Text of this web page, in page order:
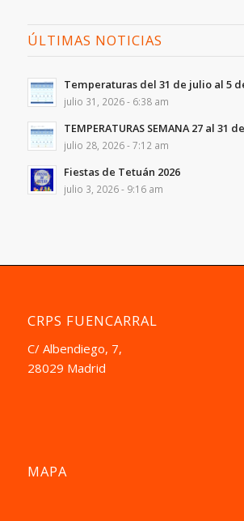
ÚLTIMAS NOTICIAS
Temperaturas del 31 de julio al 5
julio 31, 2026 - 6:38 am
TEMPERATURAS SEMANA 27 al 31
julio 28, 2026 - 7:12 am
Fiestas de Tetuán 2026
julio 3, 2026 - 9:16 am
CRPS FUENCARRAL
C/ Albendiego, 7,
28029 Madrid
MAPA